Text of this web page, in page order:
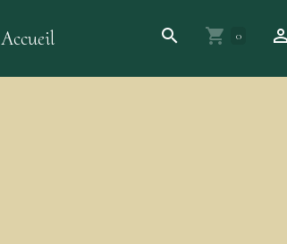
Accueil 0